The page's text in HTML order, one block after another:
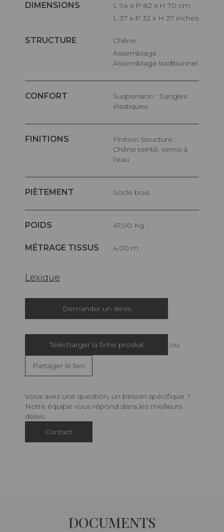
DIMENSIONS
L 94 x P 82 x H 70 cm
L 37 x P 32 x H 27 inches
STRUCTURE
Chêne
Assemblage :
Assemblage traditionnel
CONFORT
Suspension : Sangles
élastiques
FINITIONS
Finition Structure :
Chêne teinté, vernis à
l'eau
PIÈTEMENT Socle bois
POIDS 47,00 Kg
MÉTRAGE TISSUS 4,00 m
Lexique
Demander un devis
Télécharger la fiche produit ou
Partager le lien
Vous avez une question, un besoin spécifique ?
Notre équipe vous répond dans les meilleurs
délais.
Contact
DOCUMENTS